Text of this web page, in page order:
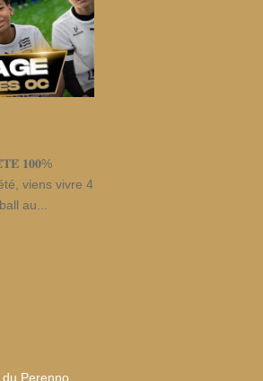
𝟏𝟎𝟎%
viens vivre 4
au...
Perenno